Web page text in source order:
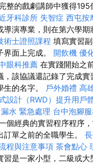
整的戲劇講師中獲得195
牙科診所 失智症 西屯按
演專業，則在第六學期
術士證照課程 填寫實習
面上完成。 開飲機 優
眼科推薦 在實踐開始之
，該協議還記錄了完成實
生的名字。 戶外婚禮 高
設計（RWD）提升用戶
水 緊急處理 台中泡腳
個經典的實習程序程序
訂單之前的全職學生。
程與注意事項 茶會點心
習是一家小型，二級或